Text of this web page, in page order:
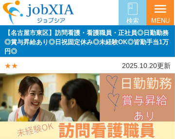
検索
menu
MENU
【名古屋市東区】訪問看護・看護職員・正社員◎日勤勤務
◎賞与昇給あり◎日祝固定休み◎未経験OK◎皆勤手当1万
円◎
★★ 2025.10.20更新